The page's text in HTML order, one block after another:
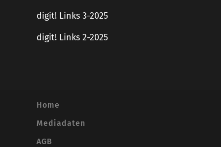
digit! Links 3-2025
digit! Links 2-2025
Home
Mediadaten
AGB